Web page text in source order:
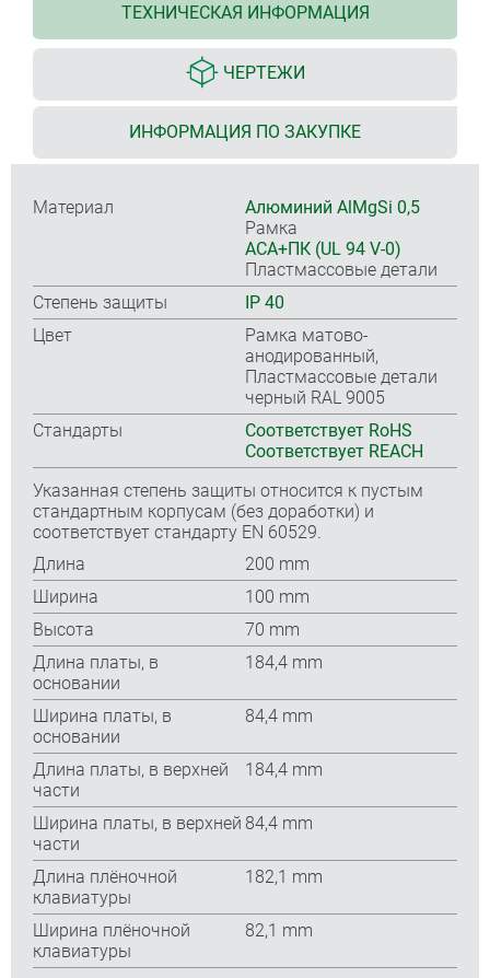
ТЕХНИЧЕСКАЯ ИНФОРМАЦИЯ
ЧЕРТЕЖИ
ИНФОРМАЦИЯ ПО ЗАКУПКЕ
Материал
Алюминий AlMgSi 0,5
Рамка
ACA+ПК (UL 94 V-0)
Пластмассовые детали
Степень защиты
IP 40
Цвет
Рамка матово-
анодированный,
Пластмассовые детали
черный RAL 9005
Стандарты
Соответствует RoHS
Соответствует REACH
Указанная степень защиты относится к пустым
стандартным корпусам (без доработки) и
соответствует стандарту EN 60529.
Длина
200 mm
Ширина
100 mm
Высота
70 mm
Длина платы, в
основании
184,4 mm
Ширина платы, в
основании
84,4 mm
Длина платы, в верхней
части
184,4 mm
Ширина платы, в верхней
части
84,4 mm
Длина плёночной
клавиатуры
182,1 mm
Ширина плёночной
клавиатуры
82,1 mm